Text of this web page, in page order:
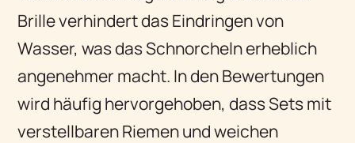
Brille verhindert das Eindringen von
Wasser, was das Schnorcheln erheblich
angenehmer macht. In den Bewertungen
wird häufig hervorgehoben, dass Sets mit
verstellbaren Riemen und weichen